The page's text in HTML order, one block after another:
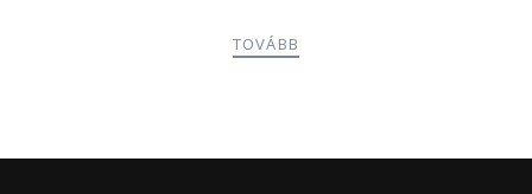
TOVÁBB